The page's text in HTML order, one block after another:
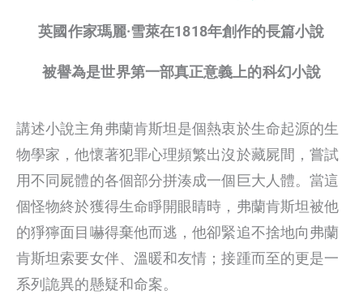
英國作家瑪麗·雪萊在1818年創作的長篇小說
被譽為是世界第一部真正意義上的科幻小說
講述小說主角弗蘭肯斯坦是個熱衷於生命起源的生
物學家，他懷著犯罪心理頻繁出沒於藏屍間，嘗試
用不同屍體的各個部分拼湊成一個巨大人體。當這
個怪物終於獲得生命睜開眼睛時，弗蘭肯斯坦被他
的猙獰面目嚇得棄他而逃，他卻緊追不捨地向弗蘭
肯斯坦索要女伴、溫暖和友情；接踵而至的更是一
系列詭異的懸疑和命案。